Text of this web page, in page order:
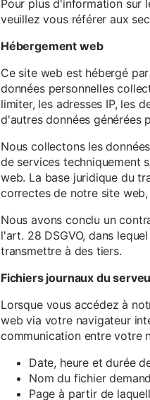
Pour plus d'information sur
veuillez vous référer aux
Hébergement web
Ce site web est hébergé
données personnelles
limiter, les adresses IP, les
d'autres données générées
Nous collectons les
de services techniquement
web. La base juridique du
correctes de notre site
Nous avons conclu un
l'art. 28 DSGVO, dans
transmettre à des tiers.
Fichiers journaux du
Lorsque vous accédez à
web via votre navigateur
communication entre votre
Date, heure et durée
Nom du fichier
Page à partir de